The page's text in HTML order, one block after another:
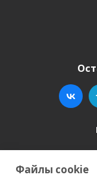
Файлы cookie